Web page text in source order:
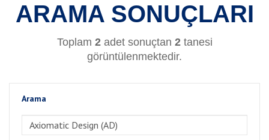
ARAMA SONUÇLARI
Toplam 2adet sonuçtan 2tanesi
görüntülenmektedir.
Arama